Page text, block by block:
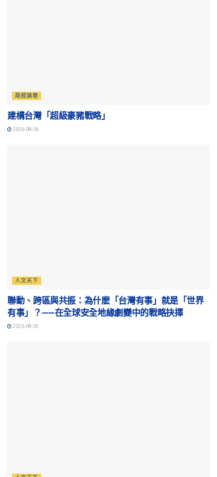
政經論壇
建構台灣「超級豪豬戰略」
2026-08-06
人文天下
聯動、跨區與共振：為什麽「台灣有事」就是「世界
有事」？——在全球安全地緣劇變中的戰略抉擇
2026-08-05